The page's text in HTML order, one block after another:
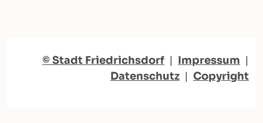
© Stadt Friedrichsdorf | Impressum |
Datenschutz | Copyright